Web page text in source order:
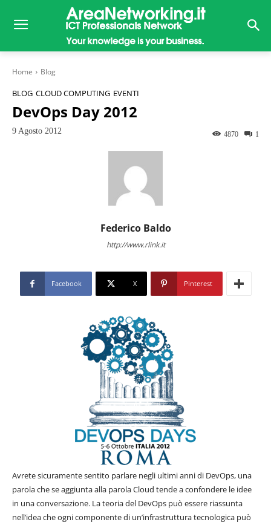
Home Blog
BLOG CLOUD COMPUTING EVENTI
DevOps Day 2012
9 Agosto 2012 1
4870
Federico Baldo
http://www.rlink.it
Facebook X Pinterest
Avrete sicuramente sentito parlare negli ultimi anni di DevOps, una
parola che se aggiunta alla parola Cloud tende a confondere le idee
in una conversazione. La teoria del DevOps può essere riassunta
nell’idea che ogni componente di un’infrastruttura tecnologica può